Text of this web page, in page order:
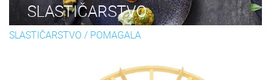
SLASTIČARSTVO
SLASTIČARSTVO / POMAGALA